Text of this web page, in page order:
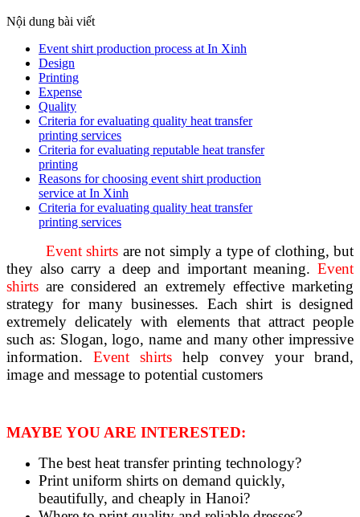
Nội dung bài viết
Event shirt production process at In Xinh
Design
Printing
Expense
Quality
Criteria for evaluating quality heat transfer
printing services
Criteria for evaluating reputable heat transfer
printing
Reasons for choosing event shirt production
service at In Xinh
Criteria for evaluating quality heat transfer
printing services
Event shirts are not simply a type of clothing, but
they also carry a deep and important meaning. Event
shirts are considered an extremely effective marketing
strategy for many businesses. Each shirt is designed
extremely delicately with elements that attract people
such as: Slogan, logo, name and many other impressive
information. Event shirts help convey your brand,
image and message to potential customers
MAYBE YOU ARE INTERESTED:
The best heat transfer printing technology?
Print uniform shirts on demand quickly,
beautifully, and cheaply in Hanoi?